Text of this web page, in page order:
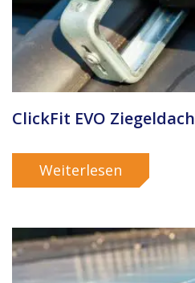
ClickFit EVO Ziegeldach
Weiterlesen